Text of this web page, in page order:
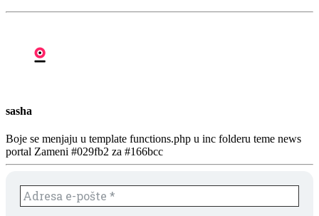
sasha
Boje se menjaju u template functions.php u inc folderu teme news
portal Zameni #029fb2 za #166bcc